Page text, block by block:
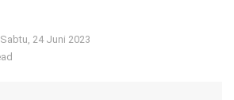
Sabtu, 24 Juni 2023